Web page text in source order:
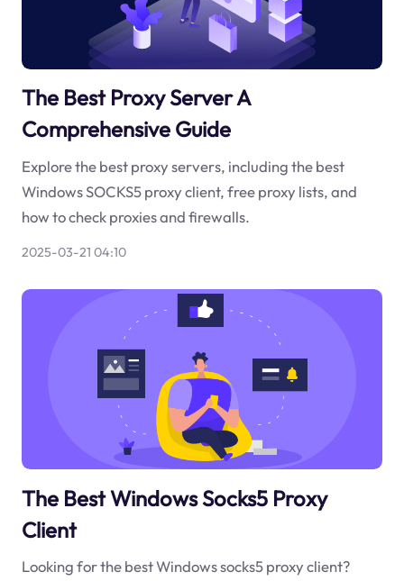
The Best Proxy Server A
Comprehensive Guide
Explore the best proxy servers, including the best
Windows SOCKS5 proxy client, free proxy lists, and
how to check proxies and firewalls.
2025-03-21 04:10
The Best Windows Socks5 Proxy
Client
Looking for the best Windows socks5 proxy client?